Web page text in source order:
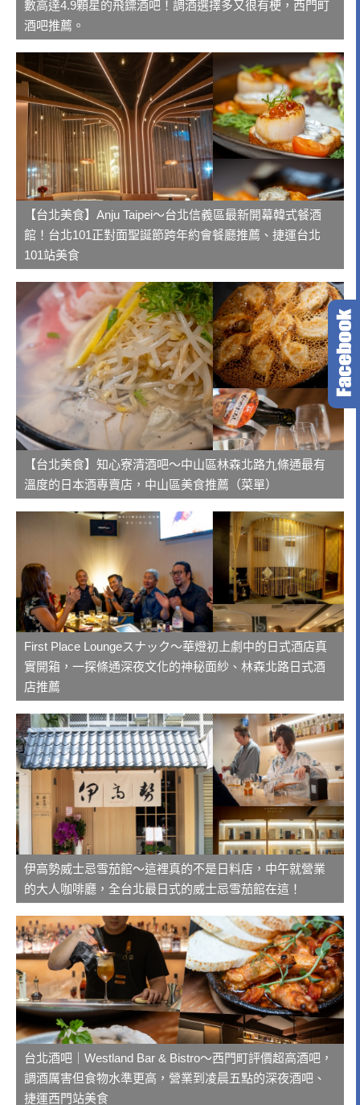
數高達4.9顆星的飛鏢酒吧！調酒選擇多又很有梗，西門町
酒吧推薦。
【台北美食】Anju Taipei～台北信義區最新開幕韓式餐酒
館！台北101正對面聖誕節跨年約會餐廳推薦、捷運台北
101站美食
【台北美食】知心寮清酒吧～中山區林森北路九條通最有
溫度的日本酒專賣店，中山區美食推薦（菜單）
First Place Loungeスナック～華燈初上劇中的日式酒店真
實開箱，一探條通深夜文化的神秘面紗、林森北路日式酒
店推薦
伊高勢威士忌雪茄館～這裡真的不是日料店，中午就營業
的大人咖啡廳，全台北最日式的威士忌雪茄館在這！
台北酒吧｜Westland Bar & Bistro～西門町評價超高酒吧，
調酒厲害但食物水準更高，營業到凌晨五點的深夜酒吧、
捷運西門站美食